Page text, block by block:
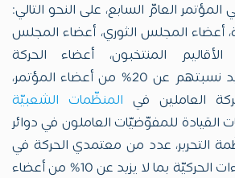
العامّ السابع، على النحو التالي:
أعضاء المجلس الثوري، أعضاء المجلس
المنتخبون، أعضاء الحركة
العسكريّون بما لا تزيد نسبتهم عن 20% من أعضاء المؤتمر،
العاملين في المنظّمات الشعبيّة
القيادة للمفوّضيّات العاملون في دوائر
التحرير، عدد من معتمدي الحركة في
الدول، عدد من الكفاءات الحركيّة بما لا يزيد عن 10% من أعضاء